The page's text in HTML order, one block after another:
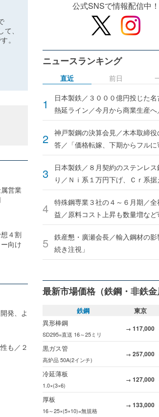
、
。
営業
４割
向け
発、よ
も／２
公式SNSで情報配信中！
ニュースランキング
直近
日本製鉄／３０００億円投じた
熱延ライン／今月から商業生産へ
神戸製鋼の決算会見／木本取締
答／「価格転嫁、下期からフルに
日本製鉄／８月契約のステンレ
り／Ｎｉ系１万円下げ、Ｃｒ系据
特殊鋼専業３社の４～６月期／
益／原料コスト上昇も数量増など
鉄産懇・廣瀬会長／輸入鋼材の影
続き注視」
前日
最新市場価格（鉄鋼・非鉄金
鉄鋼 東京
異形棒鋼
SD295=直送 16～25ミリ
→ 117,000
黒ガス管
高炉品 50A(2インチ)
→ 257,000
冷延薄板
1.0×(3×6)
→ 127,000
厚板
16～25×(5×10)=無規格
→ 133,000